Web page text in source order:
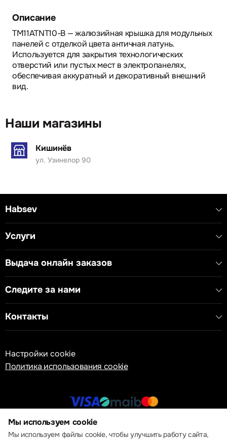
Описание
TM11ATNT10-B — жалюзийная крышка для модульных
панелей с отделкой цвета античная латунь.
Используется для закрытия технологических
отверстий или пустых мест в электропанелях,
обеспечивая аккуратный и декоративный внешний
вид.
Наши магазины
Кишинёв
ул. Узинелор 90
Habsev
Услуги
Выдача онлайн заказов
Следите за нами
Контакты
Настройки cookie
Политика использования cookie
© 2013 – 2026 ECOM
Мы используем cookie
Мы используем файлы cookie, чтобы улучшить работу сайта,